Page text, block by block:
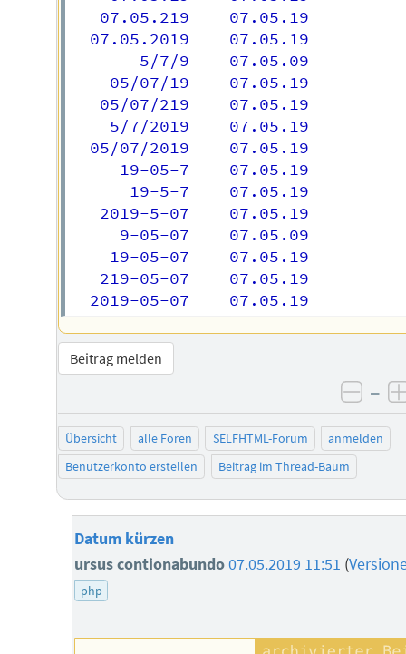
   07.05.219	07.05.19
  07.05.2019	07.05.19
       5/7/9	07.05.09
    05/07/19	07.05.19
   05/07/219	07.05.19
    5/7/2019	07.05.19
  05/07/2019	07.05.19
     19-05-7	07.05.19
      19-5-7	07.05.19
   2019-5-07	07.05.19
     9-05-07	07.05.09
    19-05-07	07.05.19
   219-05-07	07.05.19
Beitrag melden
–
Übersicht alle Foren SELFHTML-Forum
anmelden
Benutzerkonto erstellen
Beitrag im Thread-Baum
Datum kürzen
ursus contionabundo07.05.2019 11:51 (
php